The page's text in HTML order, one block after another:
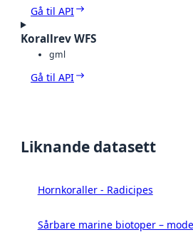
Gå til API
Korallrev WFS
gml
Gå til API
Liknande datasett
Hornkoraller - Radicipes
Sårbare marine biotoper –